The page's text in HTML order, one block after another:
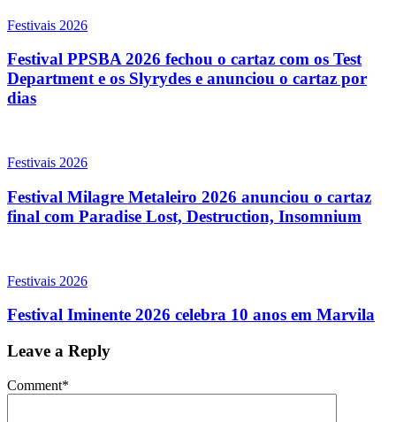
Festivais 2026
Festival PPSBA 2026 fechou o cartaz com os Test
Department e os Slyrydes e anunciou o cartaz por
dias
Festivais 2026
Festival Milagre Metaleiro 2026 anunciou o cartaz
final com Paradise Lost, Destruction, Insomnium
Festivais 2026
Festival Iminente 2026 celebra 10 anos em Marvila
Leave a Reply
Comment*